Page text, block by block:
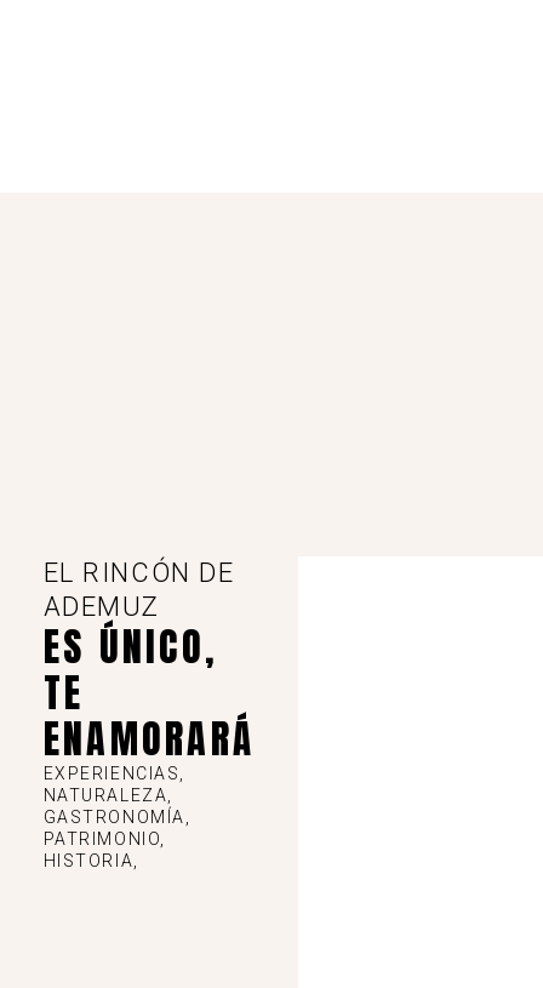
EL RINCÓN DE
ADEMUZ
ES ÚNICO,
TE
ENAMORARÁ
EXPERIENCIAS,
NATURALEZA,
GASTRONOMÍA,
PATRIMONIO,
HISTORIA,